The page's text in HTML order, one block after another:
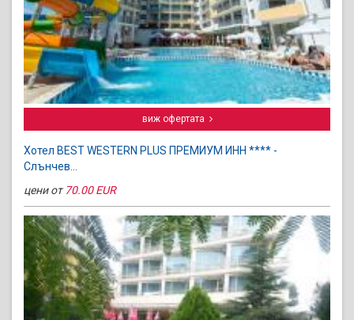
виж офертата
Хотел BEST WESTERN PLUS ПРЕМИУМ ИНН **** -
Слънчев...
цени от 70.00 EUR